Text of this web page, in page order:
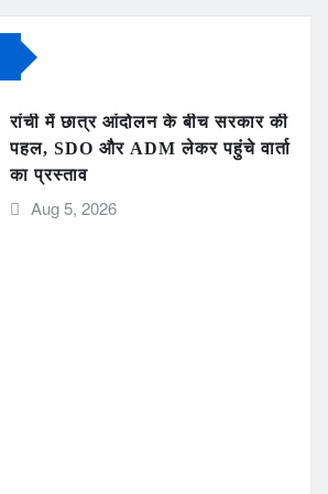
रांची में छात्र आंदोलन के बीच सरकार की
पहल, SDO और ADM लेकर पहुंचे वार्ता
का प्रस्ताव
Aug 5, 2026